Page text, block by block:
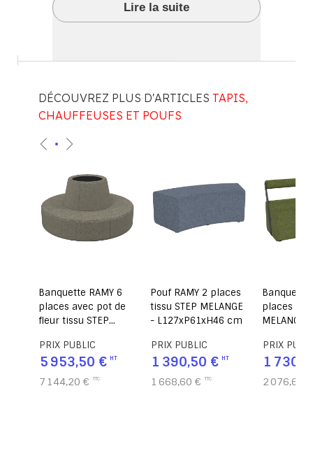
Lire la suite
DÉCOUVREZ PLUS D'ARTICLES TAPIS,
CHAUFFEUSES ET POUFS
Banquette RAMY 6
places avec pot de
fleur tissu STEP
D200xH101,9 cm
PRIX PUBLIC
5 953,50 €
7 144,20 €
Pouf RAMY 2 places
tissu STEP MELANGE
- L127xP61xH46 cm
PRIX PUBLIC
1 390,50 €
1 668,60 €
Banquette
places
MELANGE -
PRIX
1
2 076,60 €